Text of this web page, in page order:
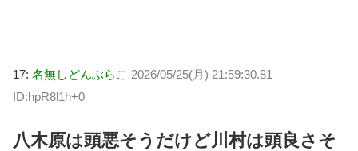
17: 名無しどんぶらこ 2026/05/25(月) 21:59:30.81
ID:hpR8l1h+0
八木原は頭悪そうだけど川村は頭良さそ